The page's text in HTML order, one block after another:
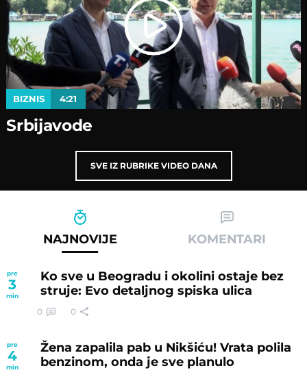
BIZNIS 4:21
Srbijavode
SVE IZ RUBRIKE VIDEO DANA
NAJNOVIJE KOMENTARI
pre
3
min
Ko sve u Beogradu i okolini ostaje bez
struje: Evo detaljnog spiska ulica
0 0
pre
4
min
Žena zapalila pab u Nikšiću! Vrata polila
benzinom, onda je sve planulo